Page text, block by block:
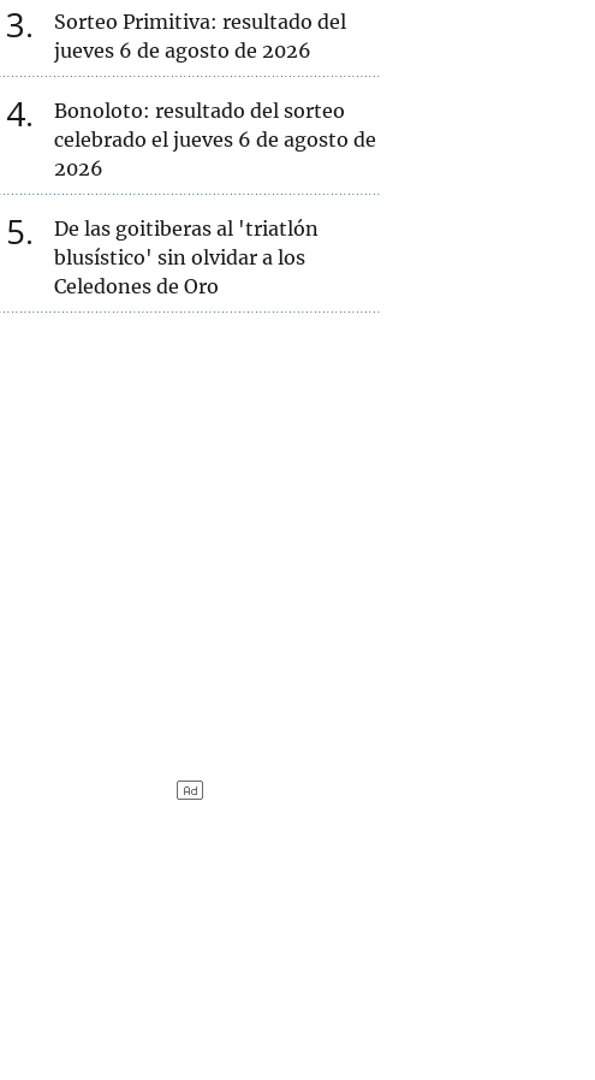
3
Sorteo Primitiva: resultado del
jueves 6 de agosto de 2026
4
Bonoloto: resultado del sorteo
celebrado el jueves 6 de agosto de
2026
5
De las goitiberas al 'triatlón
blusístico' sin olvidar a los
Celedones de Oro